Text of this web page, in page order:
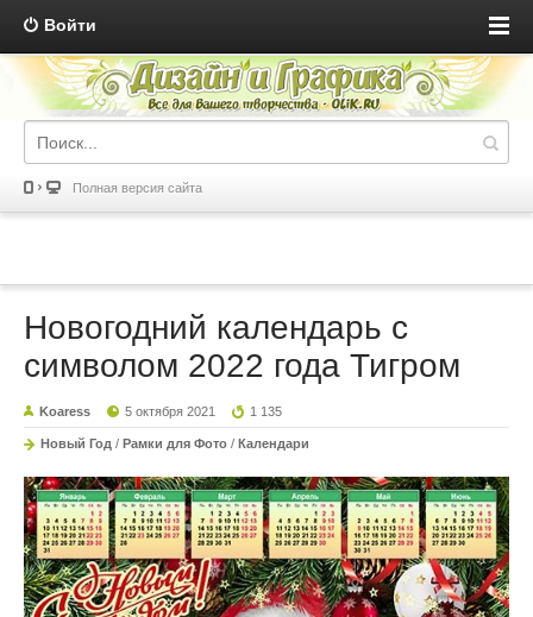
Войти
Полная версия сайта
Новогодний календарь с
символом 2022 года Тигром
Koaress 5 октября 2021 1 135
Новый Год / Рамки для Фото / Календари